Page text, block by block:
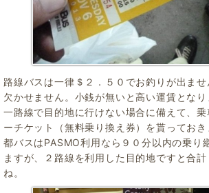
路線バスは一律＄２．５０でお釣りが出ま
欠かせません。小銭が無いと高い運賃となり
一路線で目的地に行けない場合に備えて、
ーチケット（無料乗り換え券）を貰っておき
都バスはPASMO利用なら９０分以内の乗り
ますが、２路線を利用した目的地ですと合
ね。